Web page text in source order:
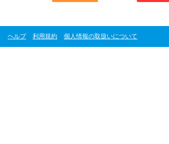
ヘルプ 利用規約 個人情報の取扱いについて